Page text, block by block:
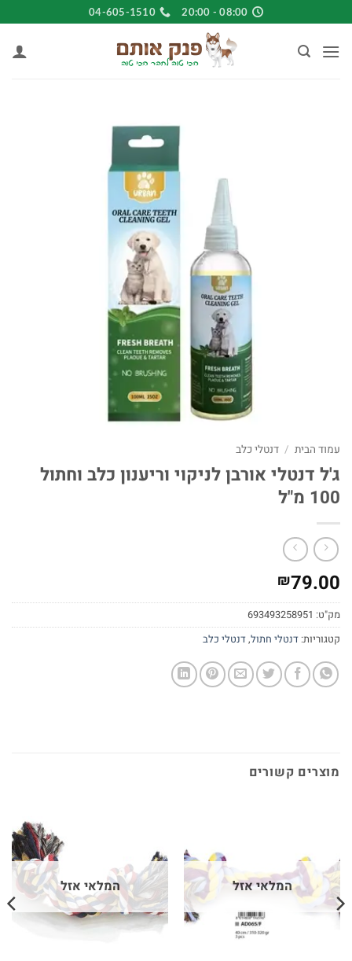
to
content
08:00 - 20:00
04-605-1510
עמוד הבית / דנטלי כלב
ג'ל דנטלי אורבן לניקוי וריענון כלב וחתול
100 מ"ל
₪79.00
מק"ט: 693493258951
קטגוריות: דנטלי חתול,דנטלי כלב
מוצרים קשורים
המלאי אזל המלאי אזל